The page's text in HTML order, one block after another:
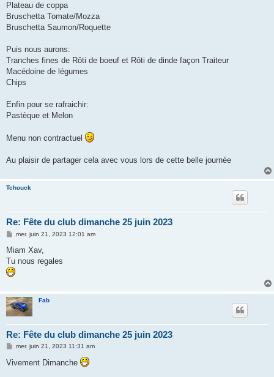
Plateau de coppa
Bruschetta Tomate/Mozza
Bruschetta Saumon/Roquette
Puis nous aurons:
Tranches fines de Rôti de boeuf et Rôti de dinde façon Traiteur
Macédoine de légumes
Chips
Enfin pour se rafraichir:
Pastèque et Melon
Menu non contractuel
Au plaisir de partager cela avec vous lors de cette belle journée
Tchouck
Re: Fête du club dimanche 25 juin 2023
M
s
a
g
e
mer. juin 21, 2023 12:01 am
Miam Xav,
Tu nous regales
Fab
Re: Fête du club dimanche 25 juin 2023
M
s
s
mer. juin 21, 2023 11:31 am
Vivement Dimanche